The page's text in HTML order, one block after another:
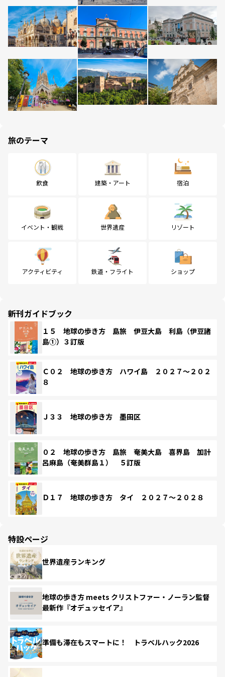
旅のテーマ
飲食 建築・アート 宿泊
イベント・観戦 世界遺産 リゾート
アクティビティ 鉄道・フライト ショップ
新刊ガイドブック
１５ 地球の歩き方 島旅 伊豆大島 利島（伊豆諸
島①）３訂版
Ｃ０２ 地球の歩き方 ハワイ島 ２０２７～２０２
８
Ｊ３３ 地球の歩き方 墨田区
０２ 地球の歩き方 島旅 奄美大島 喜界島 加計
呂麻島（奄美群島１） ５訂版
Ｄ１７ 地球の歩き方 タイ ２０２７～２０２８
特設ページ
世界遺産ランキング
地球の歩き方 meets クリストファー・ノーラン監督
最新作『オデュッセイア』
準備も滞在もスマートに！ トラベルハック2026